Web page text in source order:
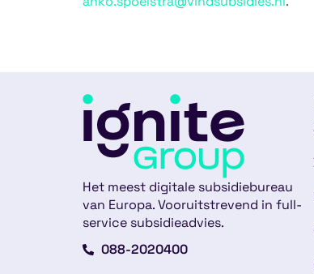
Het meest digitale subsidiebureau
van Europa. Vooruitstrevend in full-
service subsidieadvies.
088-2020400